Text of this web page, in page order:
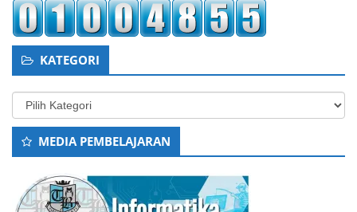
KATEGORI
Kategori
MEDIA PEMBELAJARAN